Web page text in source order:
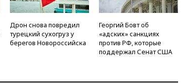
Дрон снова повредил
турецкий сухогруз у
берегов Новороссийска
Георгий Бовт об
«адских» санкциях
против РФ, которые
поддержал Сенат США